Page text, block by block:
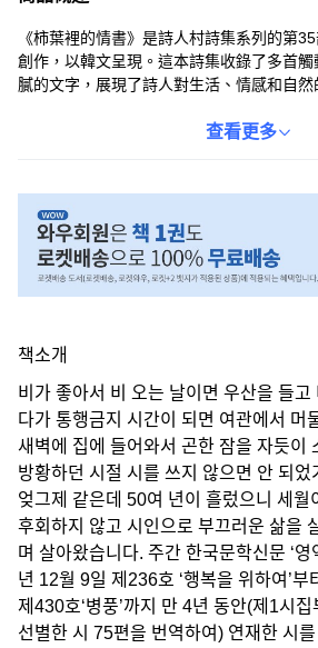
《柿葉裡的情書》是詩人村詩集系列的第
創作，以韓文呈現。這本詩集收錄了多首
膩的文字，展現了詩人對生活、情感和自然
迪。本書適合所有喜愛詩歌、追求心靈平靜
查看更多
책소개
비가 좋아서 비 오는 날이면 우산을 들고
다가 통행금지 시간이 되면 여관에서 머
새벽에 집에 들어와서 곤한 잠을 자듯이
방황하던 시절 시를 쓰지 않으면 안 되
엊그제 같은데 50여 년이 흘렀으니 세월
후회하지 않고 시인으로 부끄러운 삶을
며 살아왔습니다. 주간 한국문학신문 ‘
년 12월 9일 제236호 ‘행복을 위하여’
제430호‘병풍’까지 만 4년 동안(제1시
선별한 시 75편을 번역하여) 연재한 시